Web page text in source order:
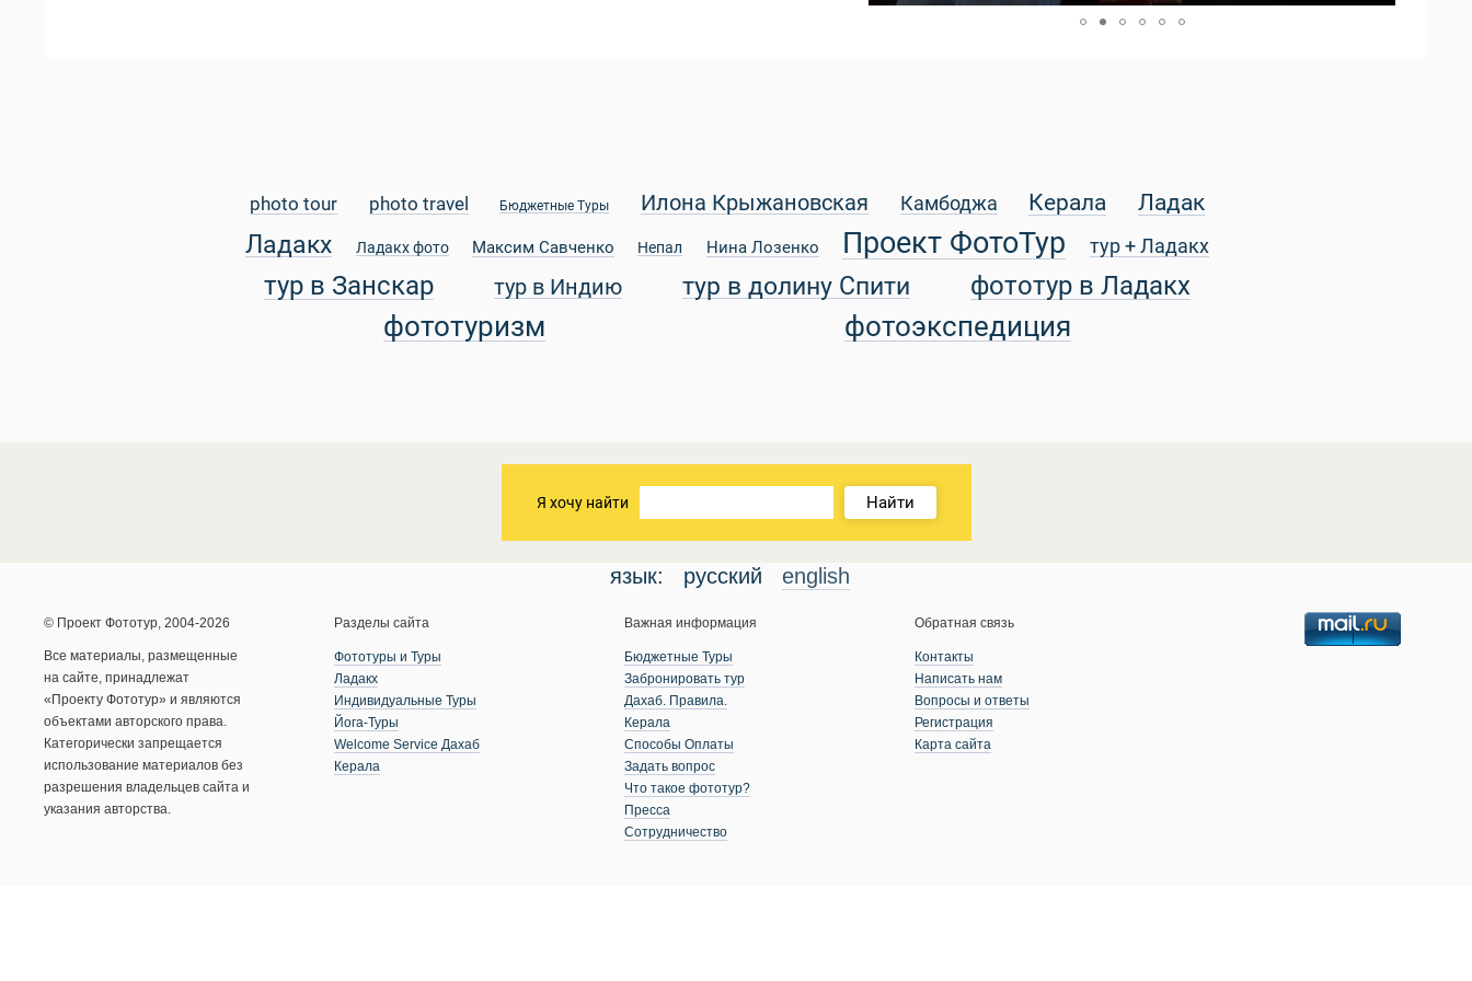
photo tour photo travel Бюджетные Туры Илона Крыжановская Камбоджа Керала Ладак
Ладакх Ладакх фото Максим Савченко Непал Нина Лозенко Проект ФотоТур тур + Ладакх
тур в Занскар тур в Индию тур в долину Спити фототур в Ладакх
фототуризм фотоэкспедиция
Я хочу найти Найти
язык: русский english
© Проект Фототур, 2004-2026
Все материалы, размещенные
на сайте, принадлежат
«Проекту Фототур» и являются
объектами авторского права.
Категорически запрещается
использование материалов без
разрешения владельцев сайта и
указания авторства.
Разделы сайта
Фототуры и Туры
Ладакх
Индивидуальные Туры
Йога-Туры
Welcome Service Дахаб
Керала
Важная информация
Бюджетные Туры
Забронировать тур
Дахаб. Правила.
Керала
Способы Оплаты
Задать вопрос
Что такое фототур?
Пресса
Сотрудничество
Обратная связь
Контакты
Написать нам
Вопросы и ответы
Регистрация
Карта сайта